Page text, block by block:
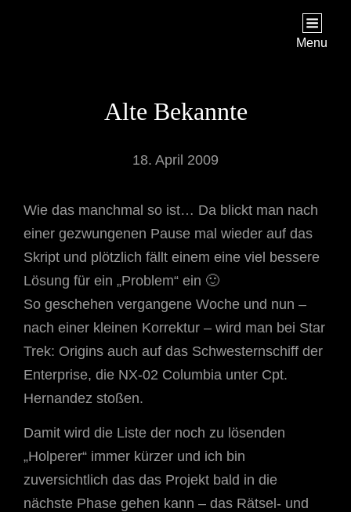
Menu
Alte Bekannte
18. April 2009
Wie das manchmal so ist… Da blickt man nach
einer gezwungenen Pause mal wieder auf das
Skript und plötzlich fällt einem eine viel bessere
Lösung für ein „Problem“ ein 🙂
So geschehen vergangene Woche und nun –
nach einer kleinen Korrektur – wird man bei Star
Trek: Origins auch auf das Schwesternschiff der
Enterprise, die NX-02 Columbia unter Cpt.
Hernandez stoßen.
Damit wird die Liste der noch zu lösenden
„Holperer“ immer kürzer und ich bin
zuversichtlich das das Projekt bald in die
nächste Phase gehen kann – das Rätsel- und